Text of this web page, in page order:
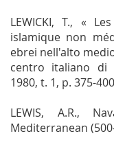
LEWICKI, T., «
islamique non
ebrei nell'alto
centro italiano di
1980, t. 1, p. 375-400
LEWIS, A.R.,
Mediterranean